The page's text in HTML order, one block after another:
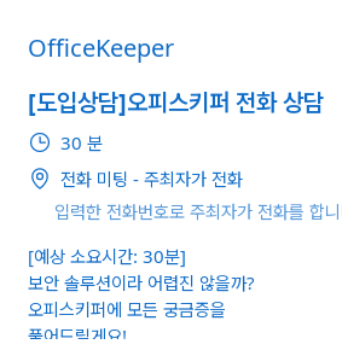
OfficeKeeper
[도입상담]오피스키퍼 전화 상담
30 분
전화 미팅 - 주최자가 전화
입력한 전화번호로 주최자가 전화를 합
[예상 소요시간: 30분]
보안 솔루션이라 어렵진 않을까?
오피스키퍼에 모든 궁금증을
풀어드릴게요!